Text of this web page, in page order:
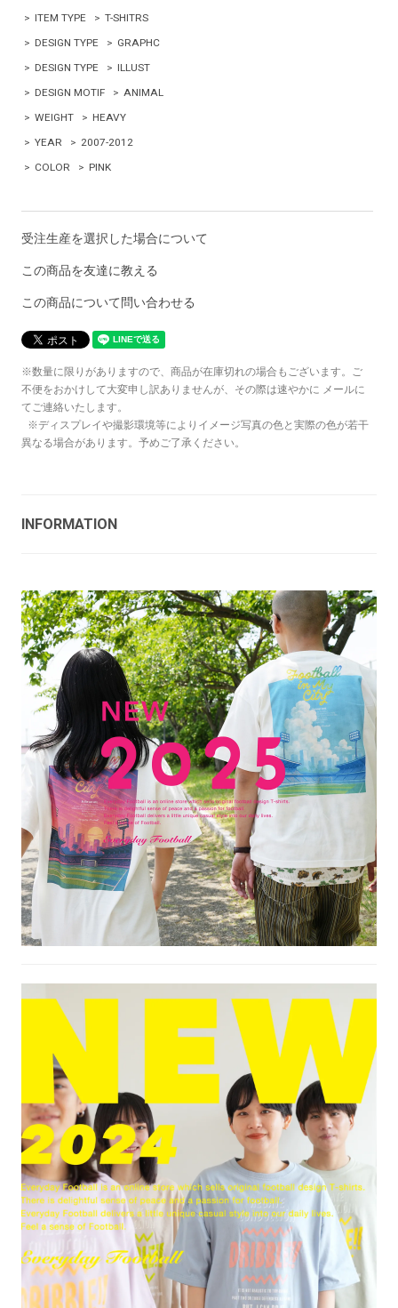
> ITEM TYPE > T-SHITRS
> DESIGN TYPE > GRAPHC
> DESIGN TYPE > ILLUST
> DESIGN MOTIF > ANIMAL
> WEIGHT > HEAVY
> YEAR > 2007-2012
> COLOR > PINK
受注生産を選択した場合について
この商品を友達に教える
この商品について問い合わせる
※数量に限りがありますので、商品が在庫切れの場合もございます。ご
不便をおかけして大変申し訳ありませんが、その際は速やかに メールに
てご連絡いたします。
※ディスプレイや撮影環境等によりイメージ写真の色と実際の色が若干
異なる場合があります。予めご了承ください。
INFORMATION